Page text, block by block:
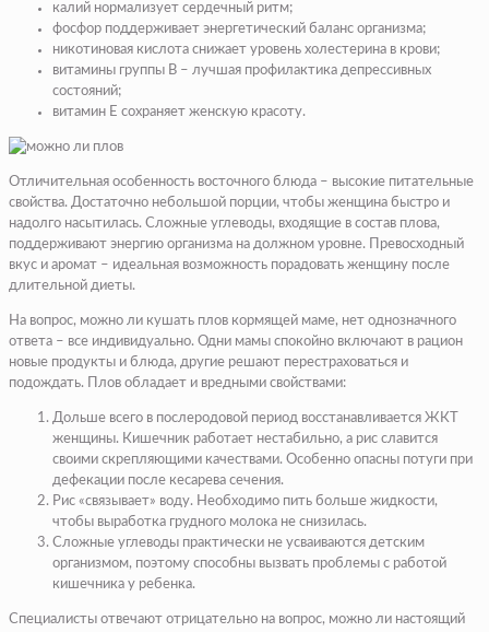
калий нормализует сердечный ритм;
фосфор поддерживает энергетический баланс организма;
никотиновая кислота снижает уровень холестерина в крови;
витамины группы В – лучшая профилактика депрессивных
состояний;
витамин Е сохраняет женскую красоту.
Отличительная особенность восточного блюда – высокие питательные
свойства. Достаточно небольшой порции, чтобы женщина быстро и
надолго насытилась. Сложные углеводы, входящие в состав плова,
поддерживают энергию организма на должном уровне. Превосходный
вкус и аромат – идеальная возможность порадовать женщину после
длительной диеты.
На вопрос, можно ли кушать плов кормящей маме, нет однозначного
ответа – все индивидуально. Одни мамы спокойно включают в рацион
новые продукты и блюда, другие решают перестраховаться и
подождать. Плов обладает и вредными свойствами:
Дольше всего в послеродовой период восстанавливается ЖКТ
женщины. Кишечник работает нестабильно, а рис славится
своими скрепляющими качествами. Особенно опасны потуги при
дефекации после кесарева сечения.
Рис «связывает» воду. Необходимо пить больше жидкости,
чтобы выработка грудного молока не снизилась.
Сложные углеводы практически не усваиваются детским
организмом, поэтому способны вызвать проблемы с работой
кишечника у ребенка.
Специалисты отвечают отрицательно на вопрос, можно ли настоящий